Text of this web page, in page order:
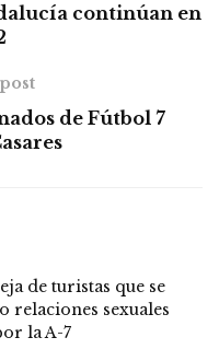
continúan en
de Fútbol 7
de turistas que se
relaciones sexuales
la A-7